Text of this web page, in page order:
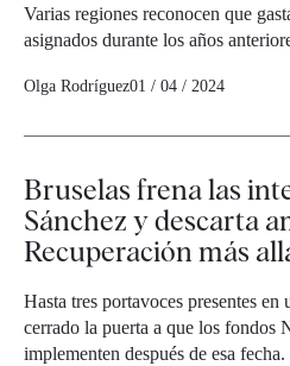
Varias regiones reconocen que
asignados durante los años
Olga Rodríguez01 / 04 / 2024
Bruselas frena las
Sánchez y descarta
Recuperación más
Hasta tres portavoces presentes
cerrado la puerta a que los fondos
implementen después de esa fecha.